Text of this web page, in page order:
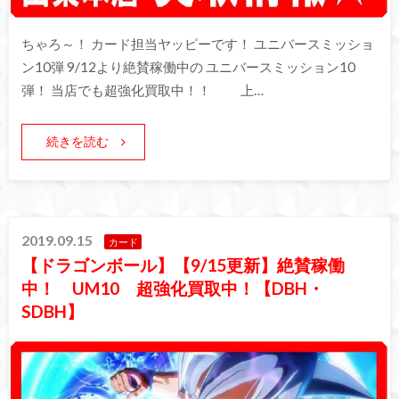
ちゃろ～！ カード担当ヤッピーです！ ユニバースミッショ
ン10弾 9/12より絶賛稼働中の ユニバースミッション10
弾！ 当店でも超強化買取中！！ 上…
続きを読む
2019.09.15 カード
【ドラゴンボール】【9/15更新】絶賛稼働
中！ UM10 超強化買取中！【DBH・
SDBH】